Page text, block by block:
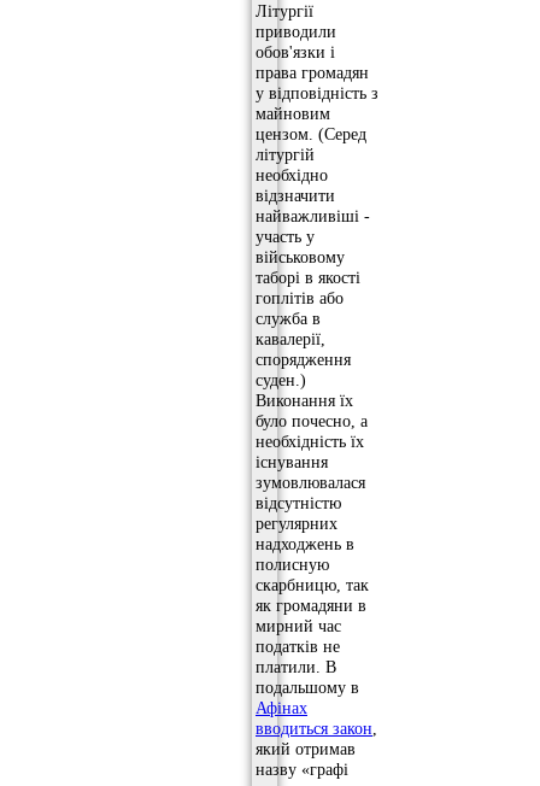
Літургії
приводили
обов'язки і
права громадян
у відповідність з
майновим
цензом. (Серед
літургій
необхідно
відзначити
найважливіші -
участь у
військовому
таборі в якості
гоплітів або
служба в
кавалерії,
спорядження
суден.)
Виконання їх
було почесно, а
необхідність їх
існування
зумовлювалася
відсутністю
регулярних
надходжень в
полисную
скарбницю, так
як громадяни в
мирний час
податків не
платили. В
подальшому в
Афінах
вводиться закон
який отримав
назву «графі